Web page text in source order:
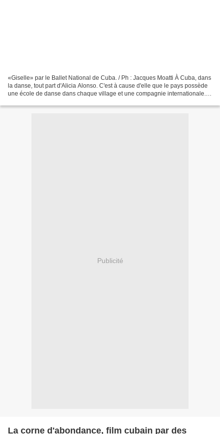
«Giselle» par le Ballet National de Cuba. / Ph : Jacques Moatti À Cuba, dans
la danse, tout part d'Alicia Alonso. C'est à cause d'elle que le pays possède
une école de danse dans chaque village et une compagnie internationale.
Publicité
La corne d'abondance, film cubain par des